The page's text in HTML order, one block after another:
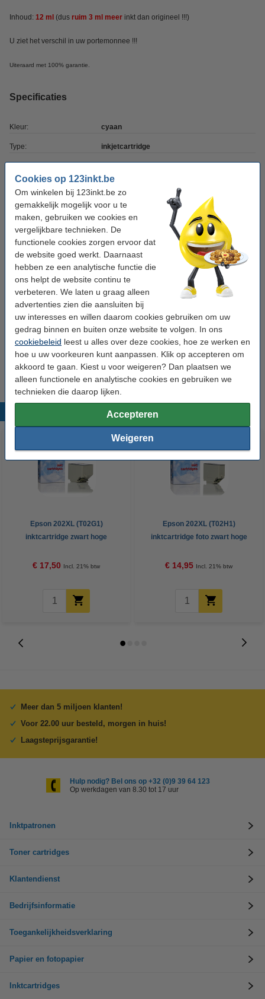
Cookies op 123inkt.be
Om winkelen bij 123inkt.be zo
gemakkelijk mogelijk voor u te
maken, gebruiken we cookies en
vergelijkbare technieken. De
functionele cookies zorgen ervoor dat
de website goed werkt. Daarnaast
hebben ze een analytische functie die
ons helpt de website continu te
verbeteren. We laten u graag alleen
advertenties zien die aansluiten bij
uw interesses en willen daarom cookies gebruiken om uw
gedrag binnen en buiten onze website te volgen. In ons
cookiebeleid leest u alles over deze cookies, hoe ze werken en
hoe u uw voorkeuren kunt aanpassen. Klik op accepteren om
akkoord te gaan. Kiest u voor weigeren? Dan plaatsen we
alleen functionele en analytische cookies en gebruiken we
technieken die daarop lijken.
Accepteren
Weigeren
Inhoud: 12 ml (dus ruim 3 ml meer inkt dan origineel !!!)
U ziet het verschil in uw portemonnee !!!
Uiteraard met 100% garantie.
Specificaties
Kleur: cyaan
Type: inkjetcartridge
OEM-code: C13T02H24010
Ons artikelnr: 027141
Nummer: C13T02H24010
Tip: complete set bestellen
Epson aanbieding: 202XL (T02G7) -serie 2
zwart + 3 kleuren (123inkt huismerk)
€ 69,50
Tip
Wij adviseren u om deze cartridge i.p.v. de originele cartridge te
nemen.
Populaire producten
Epson 202XL (T02G1)
inktcartridge zwart hoge
€ 17,50 Incl. 21% btw
Epson 202XL (T02H1)
inktcartridge foto zwart hoge
€ 14,95 Incl. 21% btw
Meer dan 5 miljoen klanten!
Voor 22.00 uur besteld, morgen in huis!
Laagsteprijsgarantie!
Hulp nodig? Bel ons op +32 (0)9 39 64 123
Op werkdagen van 8.30 tot 17 uur
Inktpatronen
Toner cartridges
Klantendienst
Bedrijfsinformatie
Toegankelijkheidsverklaring
Papier en fotopapier
Inktcartridges